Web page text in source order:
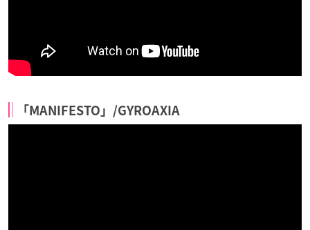
「MANIFESTO」/GYROAXIA